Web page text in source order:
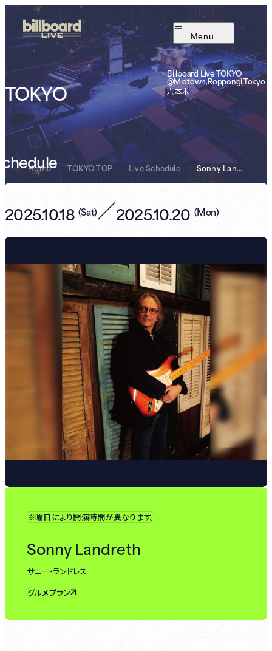
Menu
TOKYO
Billboard Live TOKYO
@Midtown,Roppongi,Tokyo
六本木
Home - TOKYO TOP - Live Schedule - Sonny Landreth
2025.10.18 (Sat)／2025.10.20 (Mon)
※曜日により開演時間が異なります。
Sonny Landreth
サニー・ランドレス
グルメプラン